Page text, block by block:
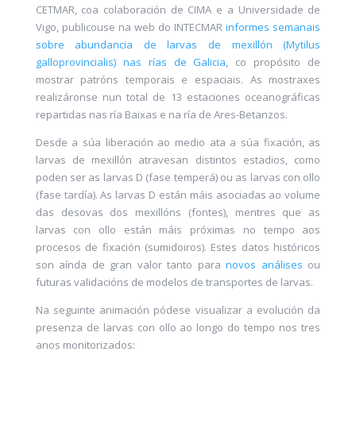
CETMAR, coa colaboración de CIMA e a Universidade de
Vigo, publicouse na web do INTECMARinformes semanais
sobre abundancia de larvas de mexillón (Mytilus
galloprovincialis) nas rías de Galicia , co propósito de
mostrar patróns temporais e espaciais. As mostraxes
realizáronse nun total de 13 estaciones oceanográficas
repartidas nas ría Baixas e na ría de Ares-Betanzos.
Desde a súa liberación ao medio ata a súa fixación, as
larvas de mexillón atravesan distintos estadios, como
poden ser as larvas D (fase temperá) ou as larvas con ollo
(fase tardía). As larvas D están máis asociadas ao volume
das desovas dos mexillóns (fontes), mentres que as
larvas con ollo están máis próximas no tempo aos
procesos de fixación (sumidoiros). Estes datos históricos
son aínda de gran valor tanto paranovos análises ou
futuras validacións de modelos de transportes de larvas.
Na seguinte animación pódese visualizar a evolución da
presenza de larvas con ollo ao longo do tempo nos tres
anos monitorizados: